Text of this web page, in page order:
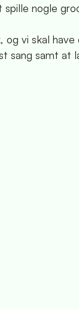
nogle
og vi skal
sang samt at